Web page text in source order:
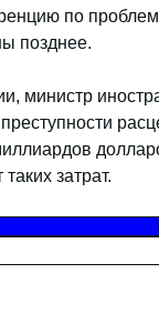
по
позднее.
министр
затрат.